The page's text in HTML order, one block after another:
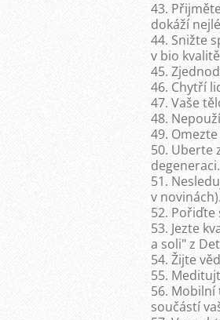
43.
dokáží
44. Snižte
v bio
45.
46. Chytří
47. Vaše
48.
49.
50. Uberte
degeneraci.
51.
v
52. Pořiďte
53. Jezte
a soli" z
54. Žijte
55.
56.
součástí